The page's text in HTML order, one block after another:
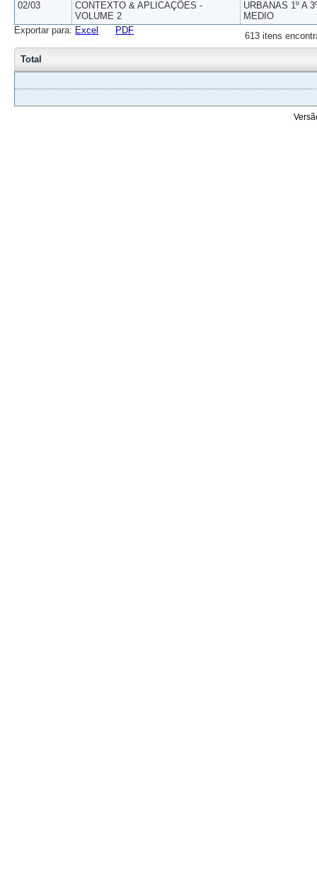
02/03
CONTEXTO & APLICAÇÕES -
VOLUME 2
URBANAS 1º A
MEDIO
613 itens
Exportar para: Excel PDF
Total